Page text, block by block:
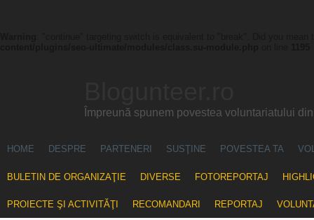
Împreună spunem povestea voluntariatului
HOME DESPRE PARTENERI SUSŢINE POVESTEA TA
BULETIN DE ORGANIZAŢIE DIVERSE FOTOREPORTAJ
PROIECTE ŞI ACTIVITĂŢI RECOMANDARI REPORTAJ